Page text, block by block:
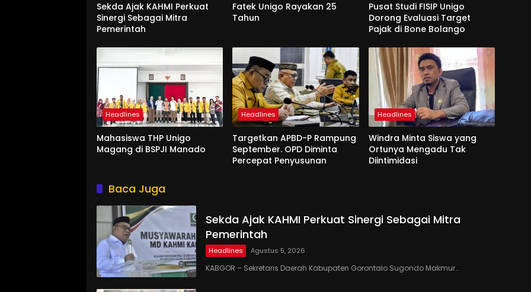
Sekda Ajak KAHMI Perkuat
Sinergi Sebagai Mitra
Pemerintah
Fatek Unigo Rayakan 25
Tahun
Pusat Studi FISIP Unigo
Dorong Evaluasi Target
Pajak di Bone Bolango
Headlines
Mahasiswa THP Unigo
Magang di BSPJI Manado
Headlines
Targetkan APBD-P Rampung
September. OPD Diminta
Percepat Penyusunan
Headlines
Windra Minta Siswa yang
Ortunya Mengadu Tak
Diintimidasi
Baca Juga
Sekda Ajak KAHMI Perkuat Sinergi Sebagai Mitra
Pemerintah
Headlines Agustus 5, 2026
KABGOR – Sekretaris Daerah Kabupaten Gorontalo Sugondo Makmur…